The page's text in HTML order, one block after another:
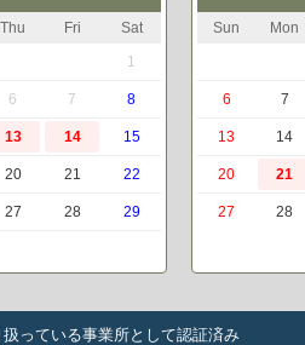
Thu Fri
Sat
1
6 7 8
13 14 15
20 21 22
27 28 29
Sun Mon
6 7
13 14
20 21
27 28
っている事業所として認証済み